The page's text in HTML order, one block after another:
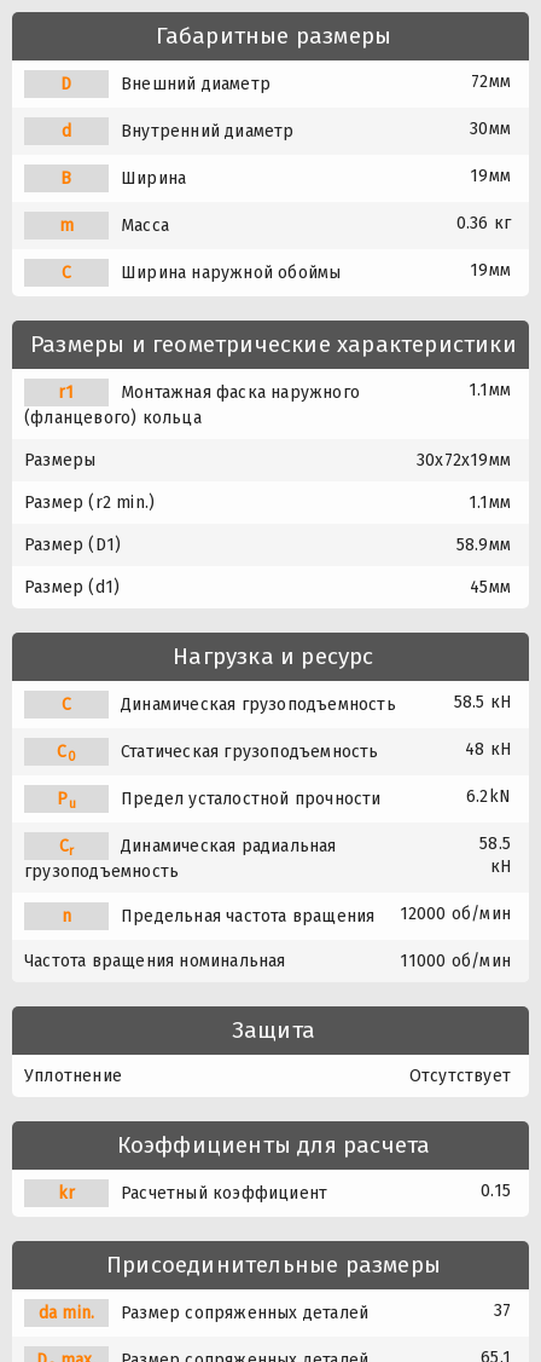
Габаритные размеры
D Внешний диаметр 72мм
d Внутренний диаметр 30мм
B Ширина 19мм
m Масса 0.36 кг
C Ширина наружной обоймы 19мм
Размеры и геометрические характеристики
r1
Монтажная фаска наружного
(фланцевого) кольца
1.1мм
Размеры 30x72x19мм
Размер (r2 min.) 1.1мм
Размер (D1) 58.9мм
Размер (d1) 45мм
Нагрузка и ресурс
C Динамическая грузоподъемность 58.5 кН
C0 Статическая грузоподъемность 48 кН
Pu Предел усталостной прочности 6.2kN
Cr
Динамическая радиальная
грузоподъемность
58.5
кН
n Предельная частота вращения 12000 об/мин
Частота вращения номинальная 11000 об/мин
Защита
Уплотнение Отсутствует
Коэффициенты для расчета
kr Расчетный коэффициент 0.15
Присоединительные размеры
da min. Размер сопряженных деталей 37